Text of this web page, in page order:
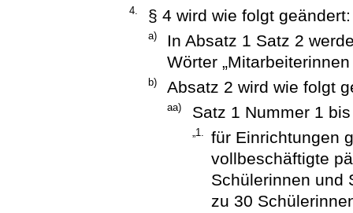
4. § 4 wird wie folgt geändert:
a)
In Absatz 1 Satz 2
Wörter
b) Absatz 2 wird wie folgt
aa) Satz 1 Nummer 1
„1.
für Einrichtungen
vollbeschäftigte
Schülerinnen und
zu 30